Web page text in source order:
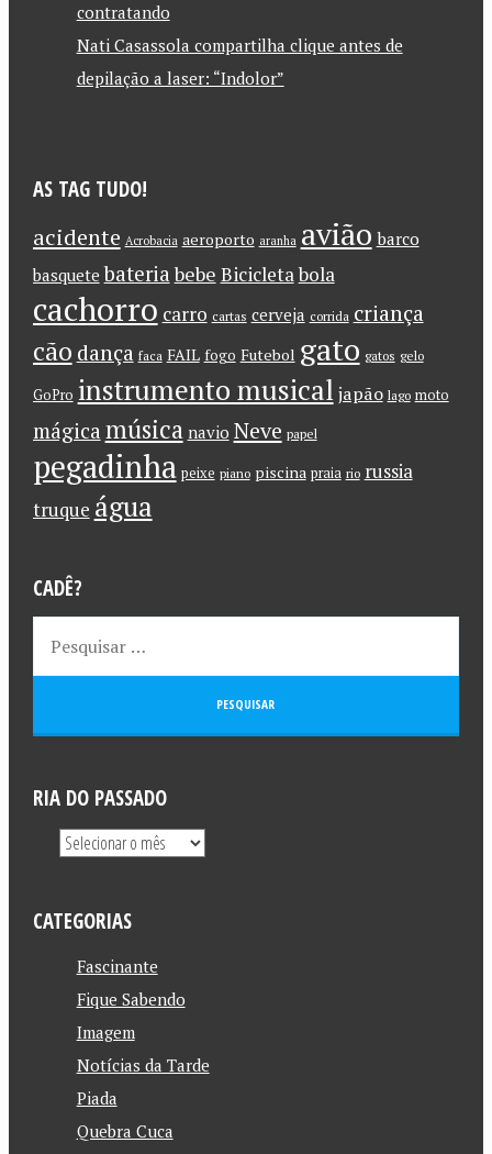
contratando
Nati Casassola compartilha clique antes de
depilação a laser: “Indolor”
AS TAG TUDO!
acidente Acrobacia aeroporto aranha avião barco
basquete bateriabebe Bicicletabola
cachorro carro cartas cerveja corrida criança
cão dança faca FAIL fogo Futebol gato gatos gelo
GoPro instrumento musical japão lago moto
mágica música navio Neve papel
pegadinha peixe piano piscina praia rio russia
truque água
CADÊ?
RIA DO PASSADO
CATEGORIAS
Fascinante
Fique Sabendo
Imagem
Notícias da Tarde
Piada
Quebra Cuca